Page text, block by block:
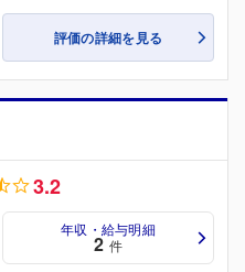
評価の詳細を見る
3.2
年収・給与明細
2 件